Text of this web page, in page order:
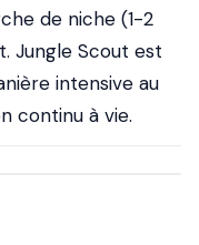
de niche (1-2
Jungle Scout est
intensive au
continu à vie.